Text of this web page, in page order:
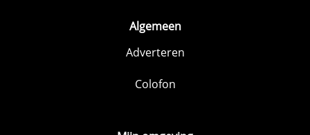
Algemeen
Adverteren
Colofon